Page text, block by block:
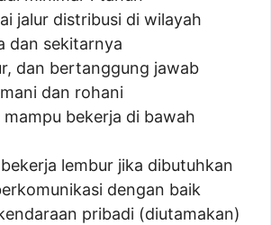
jalur distribusi di wilayah
dan sekitarnya
dan bertanggung jawab
dan rohani
bekerja di bawah
lembur jika dibutuhkan
dengan baik
pribadi (diutamakan)